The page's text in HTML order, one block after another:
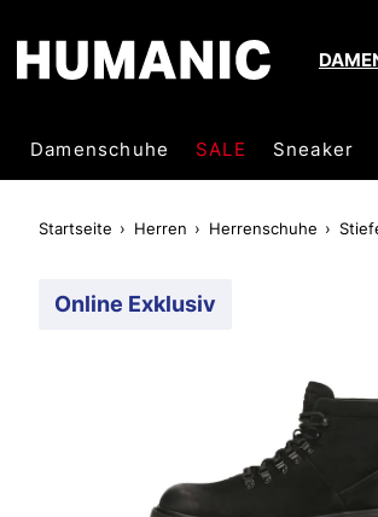
Damenschuhe SALE Sneaker
Startseite Herren Herrenschuhe
Online Exklusiv